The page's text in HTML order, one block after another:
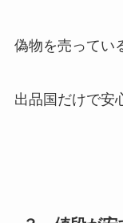
偽物を売ってい
出品国だけで安